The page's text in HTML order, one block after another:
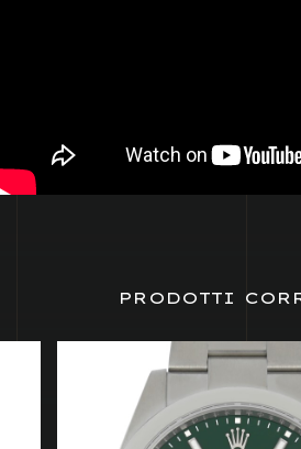
PRODOTTI